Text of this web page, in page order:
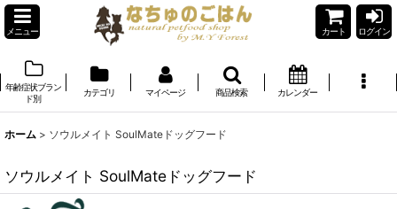
メニュー カート ログイン
年齢症状ブラン
ド別
カテゴリ マイページ 商品検索 カレンダー
ホーム > ソウルメイト SoulMateドッグフード
ソウルメイト SoulMateドッグフード